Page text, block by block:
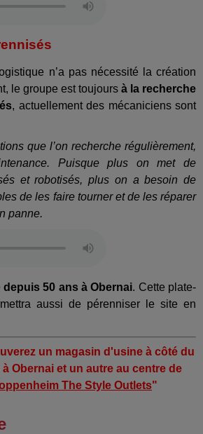
n’a pas nécessité la création
le groupe est toujours à la recherche
, actuellement des mécaniciens sont
que l’on recherche régulièrement,
Puisque plus on met de
et robotisés, plus on a besoin de
de les faire tourner et de les réparer
panne.
depuis 50 ans à Obernai. Cette plate-
aussi de pérenniser le site en
un magasin d'usine à côté du
Obernai et un autre au centre de
The Style Outlets"